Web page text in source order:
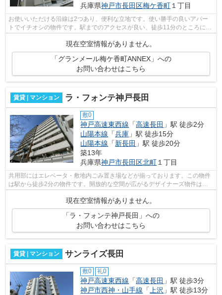
兵庫県神戸市長田区梅ケ香町 １丁目
お使いいただける沿線は2つあり、便利な立地です。使い勝手の良いアパー
トでイチオシの物件です。駅までのアクセスが良い、徒歩11分のところに位
現在空室情報がありません。
「グランメール梅ケ香町ANNEX」への
お問い合わせはこちら
賃貸 | マンション ラ・フォンテ神戸長田
敷0
神戸高速東西線 「高速長田 」駅 徒歩2分
山陽本線 「兵庫 」駅 徒歩15分
山陽本線 「新長田 」駅 徒歩20分
築13年
兵庫県神戸市長田区北町 １丁目
共用部にはエレベータ・敷地内ごみ置き場などが揃っております。この物件
は駅から徒歩2分の物件です。開放的な空間が広がるデザイナーズ物件は風
通りが良く満足できる物件です。こちら...
現在空室情報がありません。
「ラ・フォンテ神戸長田」への
お問い合わせはこちら
賃貸 | マンション サンライズ長田
敷0 礼0
神戸高速東西線 「高速長田 」駅 徒歩3分
神戸市西神・山手線 「上沢 」駅 徒歩13分